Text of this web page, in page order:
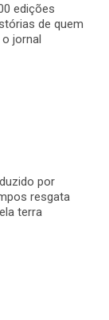
edições
de quem
jornal
por
resgata
terra